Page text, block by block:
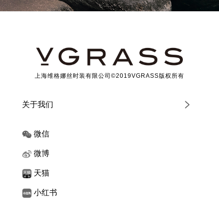
上海维格娜丝时装有限公司©2019VGRASS版权所有
关于我们
微信
微博
天猫
小红书